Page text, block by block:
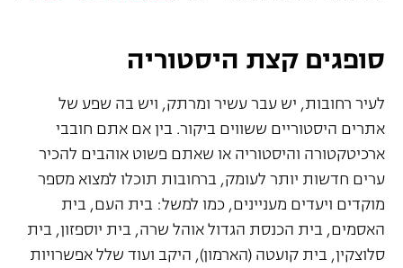
סופגים קצת היסטוריה
לעיר רחובות, יש עבר עשיר ומרתק, ויש בה שפע של
אתרים היסטוריים ששווים ביקור. בין אם אתם חובבי
ארכיטקטורה והיסטוריה או שאתם פשוט אוהבים להכיר
ערים חדשות יותר לעומק, ברחובות תוכלו למצוא מספר
מוקדים ויעדים מעניינים, כמו למשל: בית העם, בית
האסמים, בית הכנסת הגדול אוהל שרה, בית יוספזון, בית
סלוצקין, בית קועטה (הארמון), היקב ועוד שלל אפשרויות